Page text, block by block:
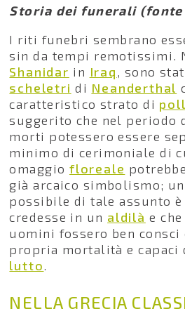
Storia dei funerali
I riti funebri sembrano
sin da tempi remotissimi.
Shanidar in Iraq, sono
scheletri di Neanderthal
caratteristico strato di
suggerito che nel periodo
morti potessero essere
minimo di cerimoniale di
omaggio floreale
già arcaico simbolismo;
possibile di tale assunto
credesse in un aldilà e
uomini fossero ben consci
propria mortalità e capaci
lutto.
NELLA GRECIA